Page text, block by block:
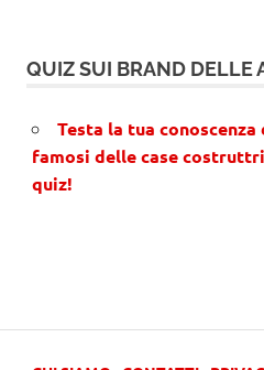
QUIZ SUI BRAND DELLE
Testa la tua
famosi delle case
quiz!